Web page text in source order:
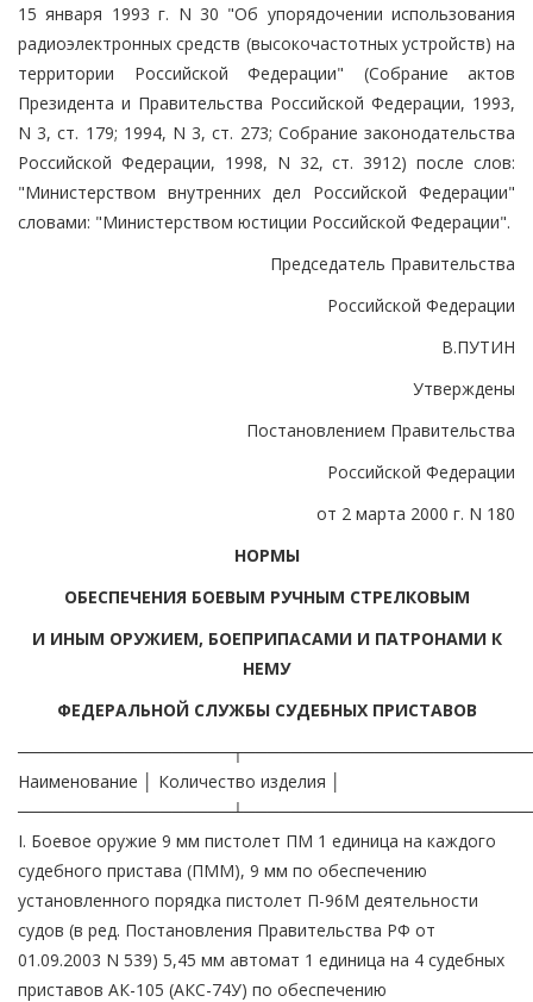
15 января 1993 г. N 30 "Об упорядочении использования
радиоэлектронных средств (высокочастотных устройств) на
территории Российской Федерации" (Собрание актов
Президента и Правительства Российской Федерации, 1993,
N 3, ст. 179; 1994, N 3, ст. 273; Собрание законодательства
Российской Федерации, 1998, N 32, ст. 3912) после слов:
"Министерством внутренних дел Российской Федерации"
словами: "Министерством юстиции Российской Федерации".
Председатель Правительства
Российской Федерации
В.ПУТИН
Утверждены
Постановлением Правительства
Российской Федерации
от 2 марта 2000 г. N 180
НОРМЫ
ОБЕСПЕЧЕНИЯ БОЕВЫМ РУЧНЫМ СТРЕЛКОВЫМ
И ИНЫМ ОРУЖИЕМ, БОЕПРИПАСАМИ И ПАТРОНАМИ К
НЕМУ
ФЕДЕРАЛЬНОЙ СЛУЖБЫ СУДЕБНЫХ ПРИСТАВОВ
Наименование │ Количество изделия │
I. Боевое оружие 9 мм пистолет ПМ 1 единица на каждого
судебного пристава (ПММ), 9 мм по обеспечению
установленного порядка пистолет П-96М деятельности
судов (в ред. Постановления Правительства РФ от
01.09.2003 N 539) 5,45 мм автомат 1 единица на 4 судебных
приставов АК-105 (АКС-74У) по обеспечению